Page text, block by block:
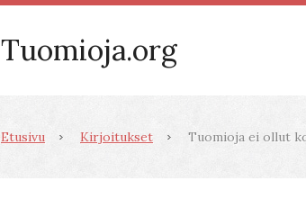
Tuomioja.org
Etusivu Kirjoitukset Tuomioja ei ollut